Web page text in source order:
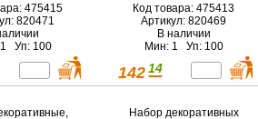
475415
820471
Уп: 100
Код товара: 475413
Артикул: 820469
В наличии
Мин: 1 Уп: 100
142 14
Набор декоративных